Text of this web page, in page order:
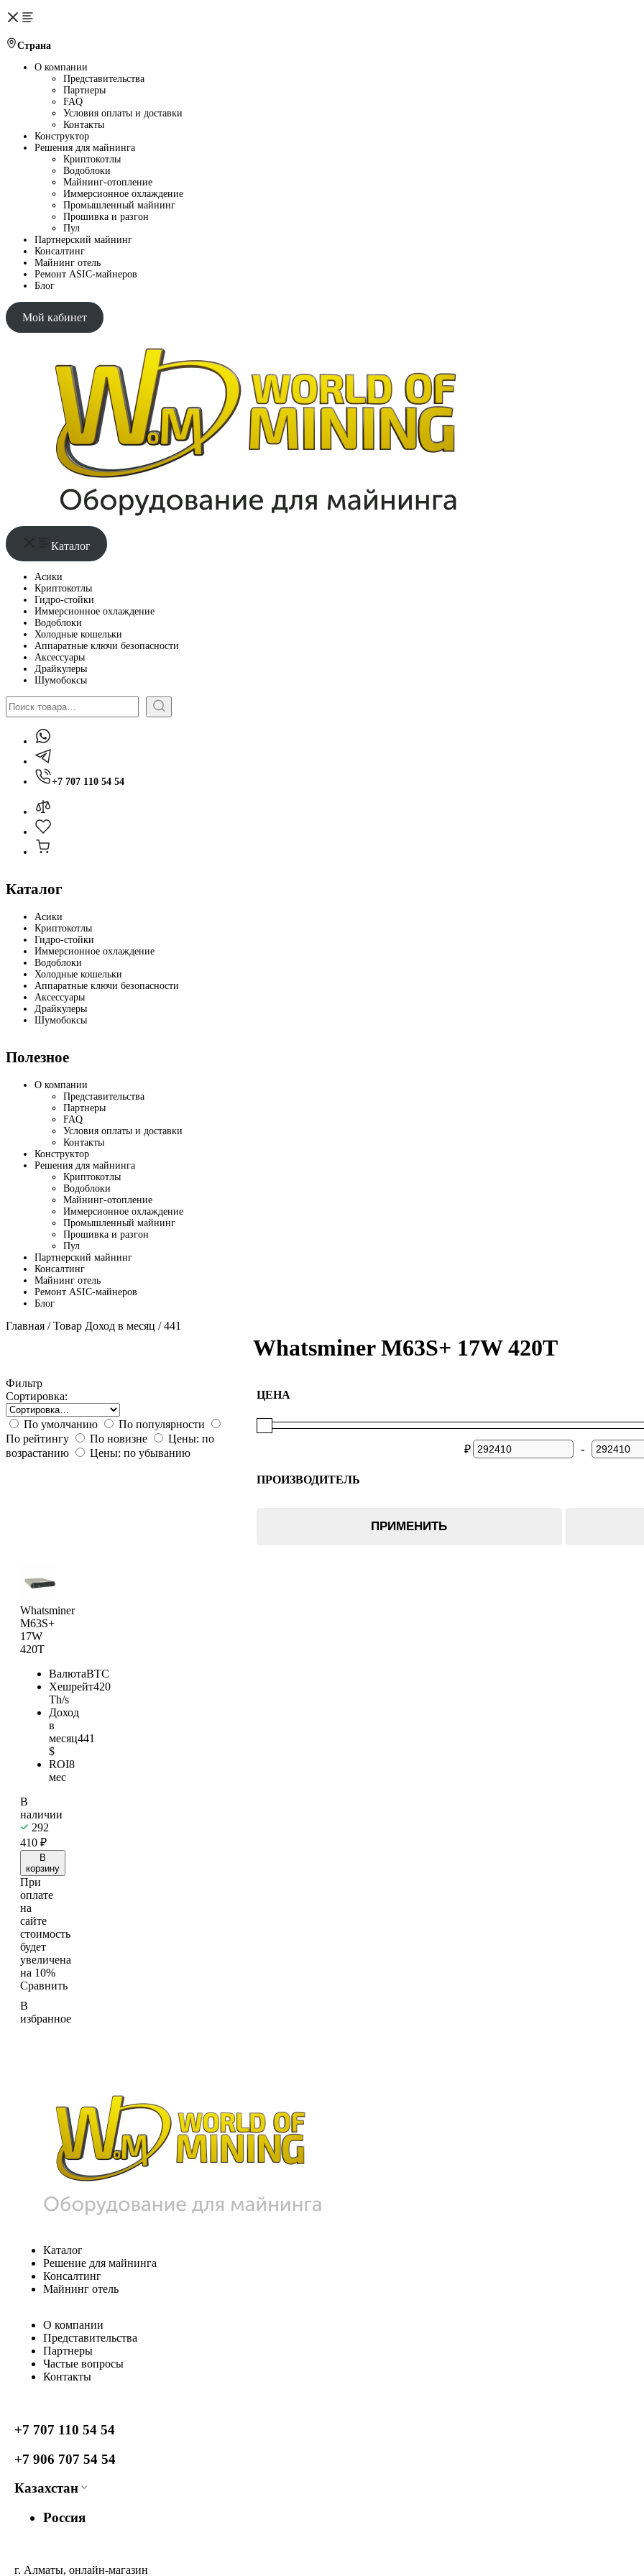
Страна
О компании
Представительства
Партнеры
FAQ
Условия оплаты и доставки
Контакты
Конструктор
Решения для майнинга
Криптокотлы
Водоблоки
Майнинг-отопление
Иммерсионное охлаждение
Промышленный майнинг
Прошивка и разгон
Пул
Партнерский майнинг
Консалтинг
Майнинг отель
Ремонт ASIC-майнеров
Блог
Мой кабинет
Каталог
Асики
Криптокотлы
Гидро-стойки
Иммерсионное охлаждение
Водоблоки
Холодные кошельки
Аппаратные ключи безопасности
Аксессуары
Драйкулеры
Шумобоксы
Поиск
+7 707 110 54 54
Каталог
Асики
Криптокотлы
Гидро-стойки
Иммерсионное охлаждение
Водоблоки
Холодные кошельки
Аппаратные ключи безопасности
Аксессуары
Драйкулеры
Шумобоксы
Полезное
О компании
Представительства
Партнеры
FAQ
Условия оплаты и доставки
Контакты
Конструктор
Решения для майнинга
Криптокотлы
Водоблоки
Майнинг-отопление
Иммерсионное охлаждение
Промышленный майнинг
Прошивка и разгон
Пул
Партнерский майнинг
Консалтинг
Майнинг отель
Ремонт ASIC-майнеров
Блог
Главная / Товар Доход в месяц / 441
Whatsminer M63S+ 17W 420T
Фильтр
Сортировка:
По умолчанию
По популярности
По рейтингу
По новизне
Цены: по
возрастанию
Цены: по убыванию
ЦЕНА
₽ -
ПРОИЗВОДИТЕЛЬ
ПРИМЕНИТЬ
Whatsminer
M63S+
17W
420T
ВалютаBTC
Хешрейт420
Th/s
Доход
в
месяц441
$
ROI8
мес
В
наличии
292
410 ₽
В
корзину
При
оплате
на
сайте
стоимость
будет
увеличена
на 10%
Сравнить
В
избранное
Каталог
Решение для майнинга
Консалтинг
Майнинг отель
О компании
Представительства
Партнеры
Частые вопросы
Контакты
+7 707 110 54 54
+7 906 707 54 54
Казахстан
Россия
г. Алматы, онлайн-магазин